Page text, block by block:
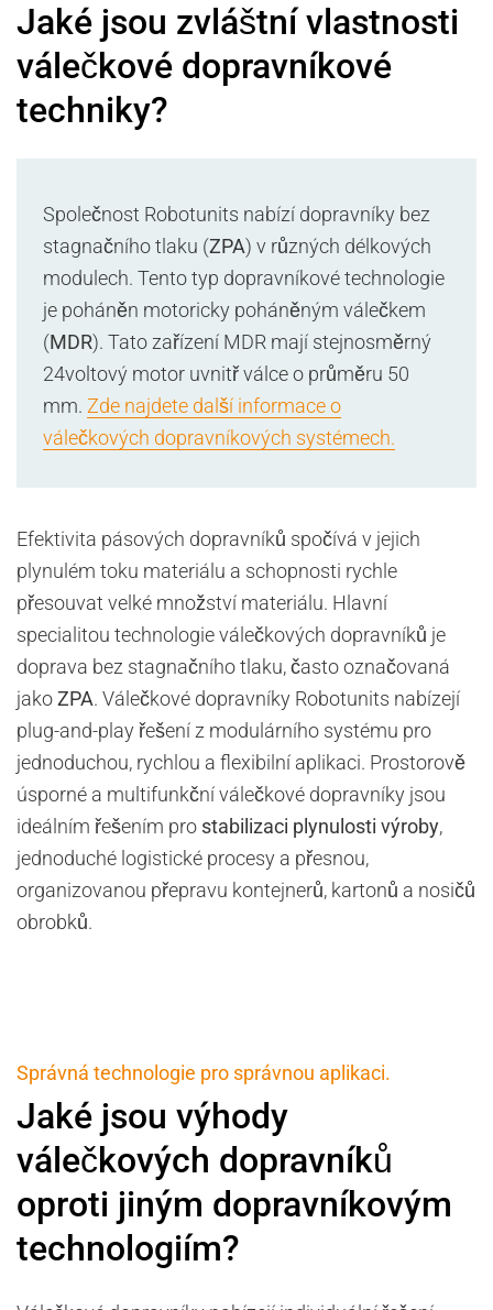
Jaké jsou zvláštní vlastnosti
válečkové dopravníkové
techniky?
Společnost Robotunits nabízí dopravníky bez
stagnačního tlaku (ZPA) v různých délkových
modulech. Tento typ dopravníkové technologie
je poháněn motoricky poháněným válečkem
(MDR). Tato zařízení MDR mají stejnosměrný
24voltový motor uvnitř válce o průměru 50
mm. Zde najdete další informace o
válečkových dopravníkových systémech.
Efektivita pásových dopravníků spočívá v jejich
plynulém toku materiálu a schopnosti rychle
přesouvat velké množství materiálu. Hlavní
specialitou technologie válečkových dopravníků je
doprava bez stagnačního tlaku, často označovaná
jakoZPA. Válečkové dopravníky Robotunits nabízejí
plug-and-play řešení z modulárního systému pro
jednoduchou, rychlou a flexibilní aplikaci. Prostorově
úsporné a multifunkční válečkové dopravníky jsou
ideálním řešením pro stabilizaci plynulosti výroby,
jednoduché logistické procesy a přesnou,
organizovanou přepravu kontejnerů, kartonů a nosičů
obrobků.
Správná technologie pro správnou aplikaci.
Jaké jsou výhody
válečkových dopravníků
oproti jiným dopravníkovým
technologiím?